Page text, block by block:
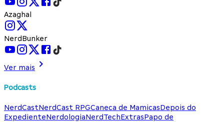
Azaghal
NerdBunker
Ver mais
Podcasts
NerdCastNerdCast RPGCaneca de MamicasDepois do
ExpedienteNerdologiaNerdTechExtrasPapo de